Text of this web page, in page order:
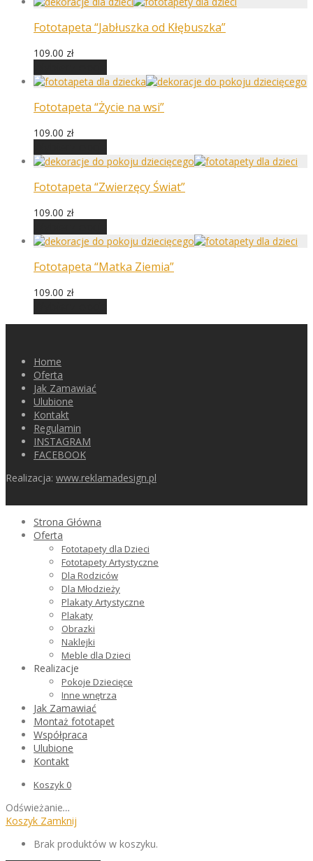
Fototapeta “Jabłuszka od Kłębuszka”
109.00 zł
Fototapeta “Życie na wsi”
109.00 zł
Fototapeta “Zwierzęcy Świat”
109.00 zł
Fototapeta “Matka Ziemia”
109.00 zł
Home
Oferta
Jak Zamawiać
Ulubione
Kontakt
Regulamin
INSTAGRAM
FACEBOOK
Realizacja: www.reklamadesign.pl
Strona Główna
Oferta
Fototapety dla Dzieci
Fototapety Artystyczne
Dla Rodziców
Dla Młodzieży
Plakaty Artystyczne
Plakaty
Obrazki
Naklejki
Meble dla Dzieci
Realizacje
Pokoje Dziecięce
Inne wnętrza
Jak Zamawiać
Montaż fototapet
Współpraca
Ulubione
Kontakt
Koszyk 0
Odświeżanie…
Koszyk Zamknij
Brak produktów w koszyku.